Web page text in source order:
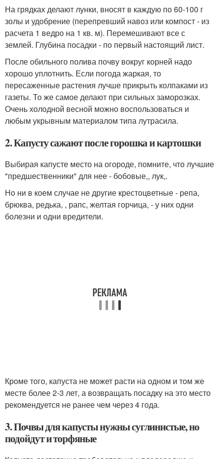
На грядках делают лунки, вносят в каждую по 60-100 г
золы и удобрение (перепревший навоз или компост - из
расчета 1 ведро на 1 кв. м). Перемешивают все с
землей. Глубина посадки - по первый настоящий лист.
После обильного полива почву вокруг корней надо
хорошо уплотнить. Если погода жаркая, то
пересаженные растения лучше прикрыть колпаками из
газеты. То же самое делают при сильных заморозках.
Очень холодной весной можно воспользоваться и
любым укрывным материалом типа лутрасила.
2. Капусту сажают после горошка и картошки
Выбирая капусте место на огороде, помните, что лучшие
"предшественники" для нее - бобовые,, лук,.
Но ни в коем случае не другие крестоцветные - репа,
брюква, редька, , рапс, желтая горчица, - у них одни
болезни и одни вредители.
Кроме того, капуста не может расти на одном и том же
месте более 2-3 лет, а возвращать посадку на это место
рекомендуется не ранее чем через 4 года.
3. Почвы для капусты нужны суглинистые, но
подойдут и торфяные